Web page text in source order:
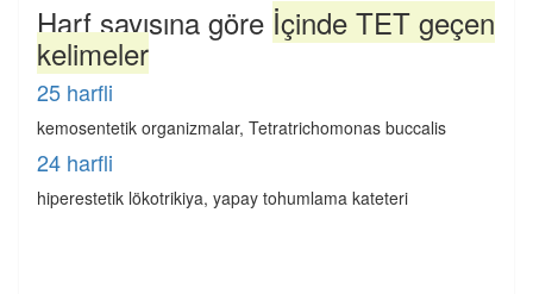
Harf sayısına göre İçinde TET geçen
kelimeler
25 harfli
kemosentetik organizmalar, Tetratrichomonas buccalis
24 harfli
hiperestetik lökotrikiya, yapay tohumlama kateteri